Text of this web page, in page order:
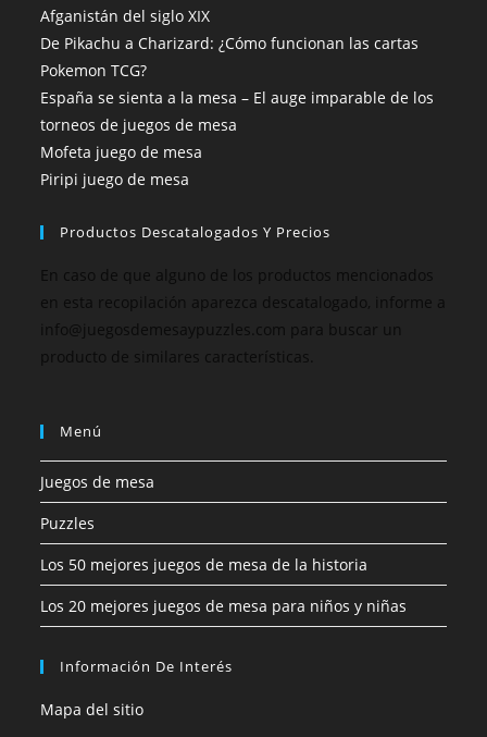
Afganistán del siglo XIX
De Pikachu a Charizard: ¿Cómo funcionan las cartas
Pokemon TCG?
España se sienta a la mesa – El auge imparable de los
torneos de juegos de mesa
Mofeta juego de mesa
Piripi juego de mesa
Productos Descatalogados Y Precios
En caso de que alguno de los productos mencionados
en esta recopilación aparezca descatalogado, informe a
info@juegosdemesaypuzzles.com para buscar un
producto de similares características.
Menú
Juegos de mesa
Puzzles
Los 50 mejores juegos de mesa de la historia
Los 20 mejores juegos de mesa para niños y niñas
Información De Interés
Mapa del sitio